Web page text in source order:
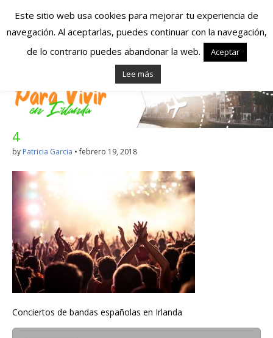
Españoles en
Irlanda – Vivir en
Irlanda – Trabajo
en Irlanda –
Alojamiento en
Irlanda
Blog dedicado a los que viven, estudian y trabajan en
Irlanda!
4
by Patricia Garcia •febrero 19, 2018
Conciertos de bandas españolas en Irlanda
Este sitio web usa cookies para mejorar tu experiencia de
navegación. Al aceptarlas, puedes continuar con la navegación,
de lo contrario puedes abandonar la web.
Aceptar
Lee más